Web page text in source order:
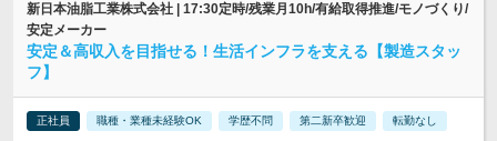
新日本油脂工業株式会社 | 17:30定時/残業月10h/有給取得推進/モノづくり/
安定メーカー
安定＆高収入を目指せる！生活インフラを支える【製造スタッ
フ】
正社員 職種・業種未経験OK 学歴不問 第二新卒歓迎 転勤なし